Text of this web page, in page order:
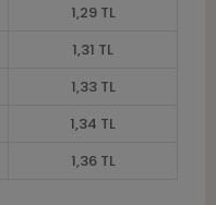
1,29 TL
1,31 TL
1,33 TL
1,34 TL
1,36 TL